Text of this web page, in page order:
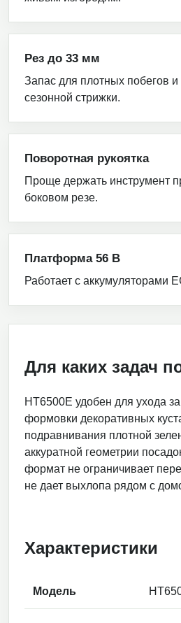
Рез до 33 мм
Запас для плотных побегов и
сезонной стрижки.
Поворотная рукоятка
Проще держать инструмент
боковом резе.
Платформа 56 В
Работает с аккумуляторами
Для каких задач
HT6500E удобен для ухода
формовки декоративных
подравнивания плотной
аккуратной геометрии
формат не ограничивает
не дает выхлопа рядом с
Характеристики
Модель